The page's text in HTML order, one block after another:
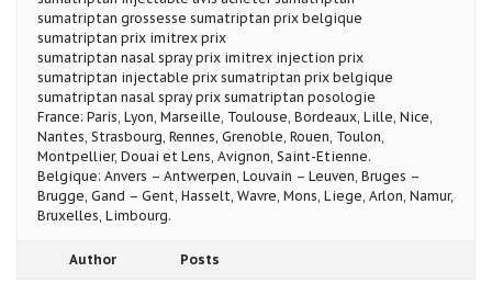
sumatriptan grossesse sumatriptan prix belgique
sumatriptan prix imitrex prix
sumatriptan nasal spray prix imitrex injection prix
sumatriptan injectable prix sumatriptan prix belgique
sumatriptan nasal spray prix sumatriptan posologie
France: Paris, Lyon, Marseille, Toulouse, Bordeaux, Lille, Nice,
Nantes, Strasbourg, Rennes, Grenoble, Rouen, Toulon,
Montpellier, Douai et Lens, Avignon, Saint-Etienne.
Belgique: Anvers – Antwerpen, Louvain – Leuven, Bruges –
Brugge, Gand – Gent, Hasselt, Wavre, Mons, Liege, Arlon, Namur,
Bruxelles, Limbourg.
Author Posts